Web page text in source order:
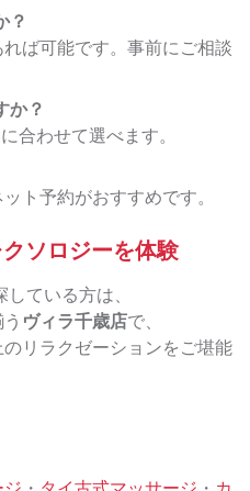
？
ば可能です。事前にご相談
か？
合わせて選べます。
ト予約がおすすめです。
ソロジーを体験
している方は、
ヴィラ千歳店で、
リラクゼーションをご堪能